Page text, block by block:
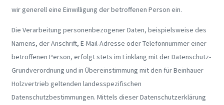
wir generell eine Einwilligung der betroffenen Person ein.
Die Verarbeitung personenbezogener Daten, beispielsweise des
Namens, der Anschrift, E-Mail-Adresse oder Telefonnummer einer
betroffenen Person, erfolgt stets im Einklang mit der Datenschutz-
Grundverordnung und in Übereinstimmung mit den für Beinhauer
Holzvertrieb geltenden landesspezifischen
Datenschutzbestimmungen. Mittels dieser Datenschutzerklärung